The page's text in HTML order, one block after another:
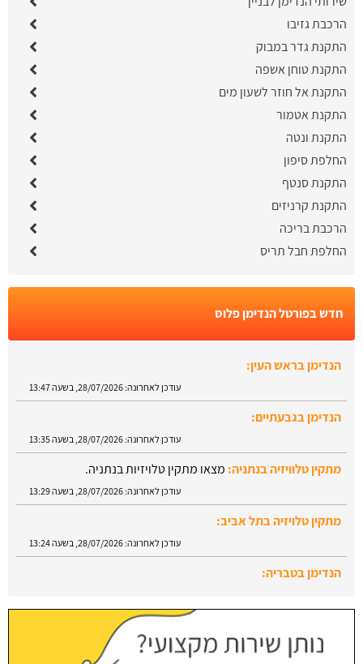
הרכבת גזיבו
התקנת גדר במבוק
התקנת טוחן אשפה
התקנת אל חוזר לשעון מים
התקנת אטמור
התקנת ונטה
החלפת סיפון
התקנת סנטף
התקנת קרניזים
הרכבת בריכה
החלפת חבל תריס
חדש בפורטל הנדימן פלוס
הנדימן בראש העין:
עודכן לאחרונה: 28/07/2026, בשעה 13:47
הנדימן בגבעתיים:
עודכן לאחרונה: 28/07/2026, בשעה 13:35
מתקין טלוויזיה בנתניה: מצאו מתקין טלויזיות בנתניה.
עודכן לאחרונה: 28/07/2026, בשעה 13:29
מתקין טלויזיה בתל אביב:
עודכן לאחרונה: 28/07/2026, בשעה 13:24
הנדימן בטבריה: